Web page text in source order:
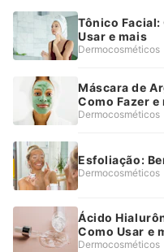
Tônico Facial:
Usar e mais
Dermocosméticos
Máscara de
Como Fazer e
Dermocosméticos
Esfoliação:
Dermocosméticos
Ácido
Como Usar e
Dermocosméticos